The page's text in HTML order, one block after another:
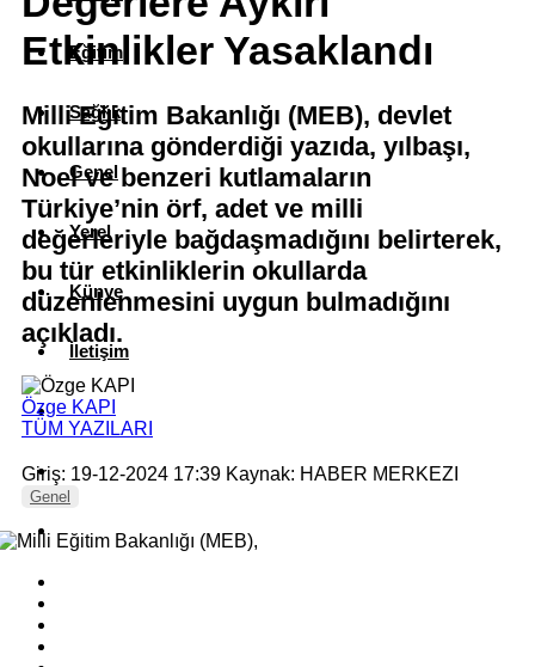
Eğitim
Sağlık
Genel
Yerel
Künye
İletişim
Etkinlikler Yasaklandı
Milli Eğitim Bakanlığı (MEB), devlet
okullarına gönderdiği yazıda, yılbaşı,
Noel ve benzeri kutlamaların
Türkiye’nin örf, adet ve milli
değerleriyle bağdaşmadığını belirterek,
bu tür etkinliklerin okullarda
düzenlenmesini uygun bulmadığını
açıkladı.
Özge KAPI
TÜM YAZILARI
Giriş: 19-12-2024 17:39 Kaynak: HABER MERKEZI
Genel